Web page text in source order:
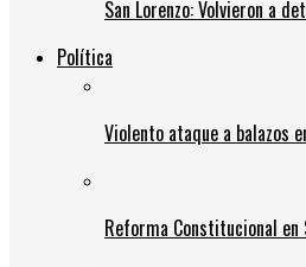
San Lorenzo: Volvieron a
Política
Violento ataque a balazos
Reforma Constitucional en